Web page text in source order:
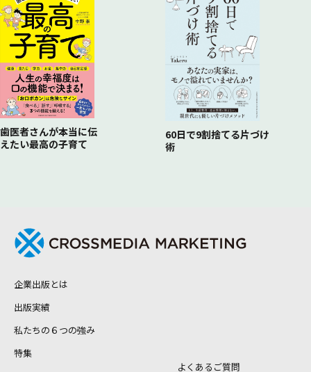
歯医者さんが本当に伝
えたい最高の子育て
60日で9割捨てる片づけ
術
企業出版とは
出版実績
私たちの６つの強み
特集
よくあるご質問